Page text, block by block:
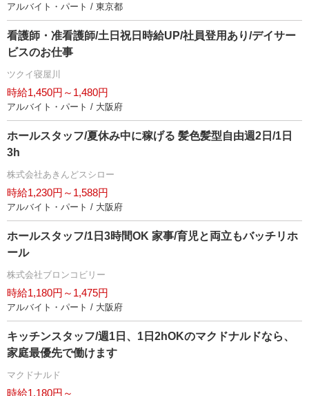
アルバイト・パート / 東京都
看護師・准看護師/土日祝日時給UP/社員登用あり/デイサー
ビスのお仕事
ツクイ寝屋川
時給1,450円～1,480円
アルバイト・パート / 大阪府
ホールスタッフ/夏休み中に稼げる 髪色髪型自由週2日/1日
3h
株式会社あきんどスシロー
時給1,230円～1,588円
アルバイト・パート / 大阪府
ホールスタッフ/1日3時間OK 家事/育児と両立もバッチリホ
ール
株式会社ブロンコビリー
時給1,180円～1,475円
アルバイト・パート / 大阪府
キッチンスタッフ/週1日、1日2hOKのマクドナルドなら、
家庭最優先で働けます
マクドナルド
時給1,180円～